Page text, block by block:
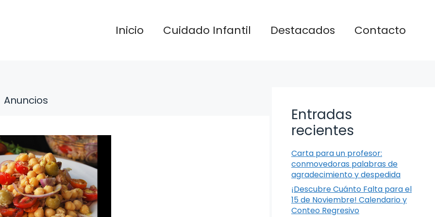
Inicio Cuidado Infantil Destacados Contacto
Anuncios
Entradas
recientes
Carta para un profesor:
conmovedoras palabras de
agradecimiento y despedida
¡Descubre Cuánto Falta para el
15 de Noviembre! Calendario y
Conteo Regresivo